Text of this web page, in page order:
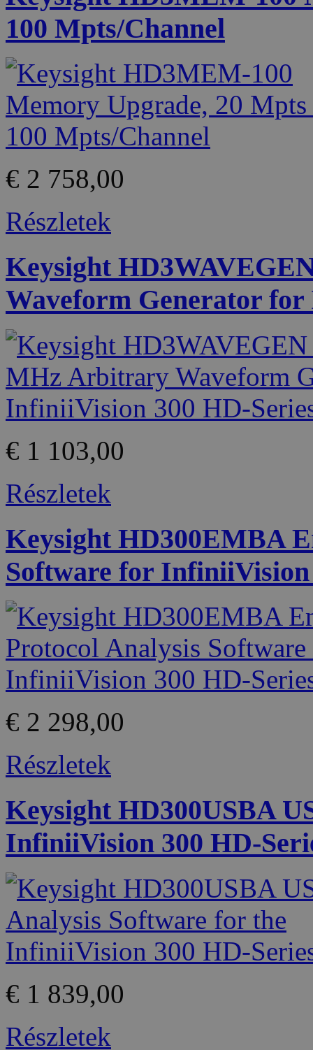
100 Mpts/Channel
€ 2 758,00
Részletek
Keysight
Waveform Generator
€ 1 103,00
Részletek
Keysight HD300EMBA
Software for InfiniiVision
€ 2 298,00
Részletek
Keysight HD300USBA
InfiniiVision 300 HD-
€ 1 839,00
Részletek